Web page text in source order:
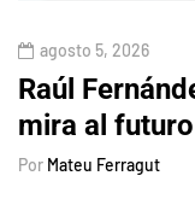
agosto 5, 2026
Raúl
mira al futuro
Por Mateu Ferragut